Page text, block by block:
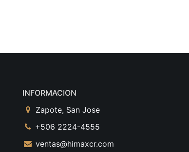
INFORMACION
Zapote, San Jose
+506 2224-4555
ventas@himaxcr.com